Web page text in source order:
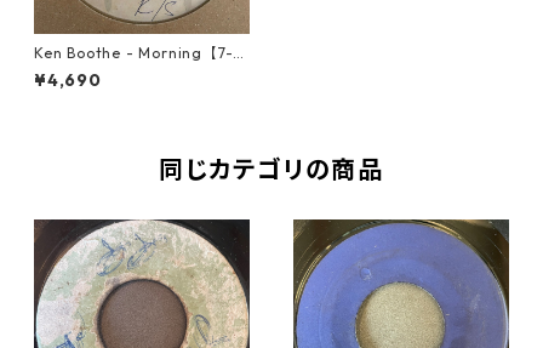
Ken Boothe - Morning【7-21
466】
¥4,690
同じカテゴリの商品